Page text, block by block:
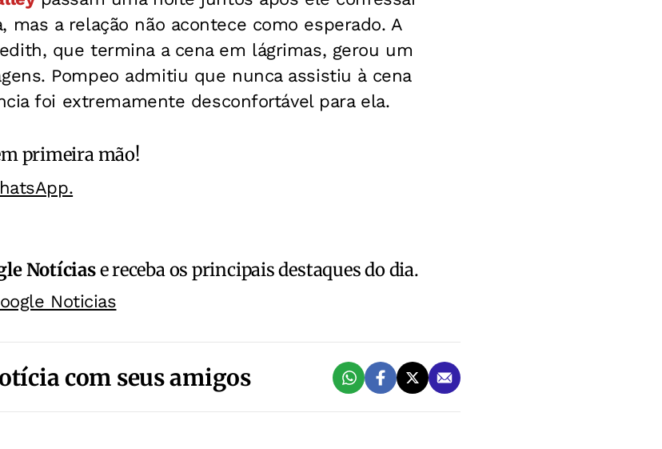
mas a relação não acontece como esperado. A
que termina a cena em lágrimas, gerou um
Pompeo admitiu que nunca assistiu à cena
foi extremamente desconfortável para ela.
primeira mão!
Notíciase receba os principais destaques do dia.
Noticias
com seus amigos